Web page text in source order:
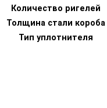
Количество ригелей
Толщина стали короба
Тип уплотнителя